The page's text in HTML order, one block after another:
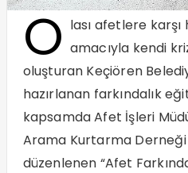
O lası afetlere karşı
amacıyla kendi
oluşturan Keçiören
hazırlanan farkındalık
kapsamda Afet İşleri
Arama Kurtarma
düzenlenen “Afet